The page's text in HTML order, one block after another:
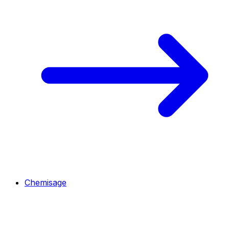
Chemisage